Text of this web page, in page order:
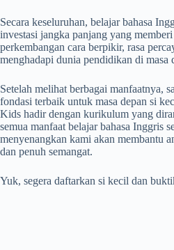
Secara keseluruhan, belajar bahasa
investasi jangka panjang yang
perkembangan cara berpikir, rasa
menghadapi dunia pendidikan di masa
Setelah melihat berbagai manfaatnya,
fondasi terbaik untuk masa depan si
Kids hadir dengan kurikulum yang
semua manfaat belajar bahasa Inggris
menyenangkan kami akan membantu
dan penuh semangat.
Yuk, segera daftarkan si kecil dan